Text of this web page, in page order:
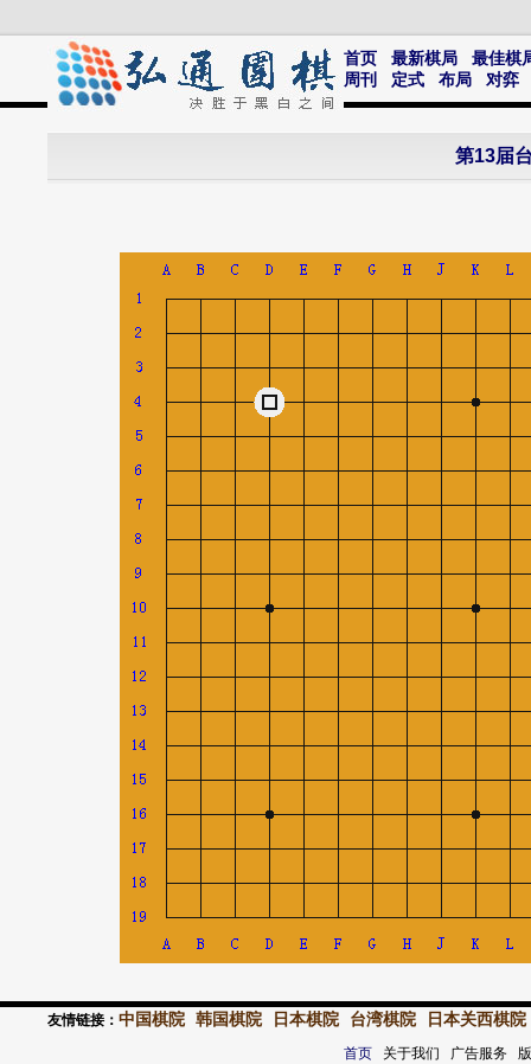
首页 最新棋局
最佳棋
周刊
定式 布局 对弈
第13届
友情链接： 中国棋院 韩国棋院 日本棋院 台湾棋院 日本关西棋院
首页关于我们 广告服务